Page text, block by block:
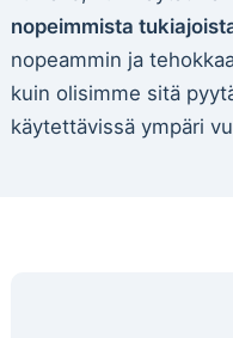
nopeimmista
nopeammin ja
kuin olisimme sitä
käytettävissä ympäri